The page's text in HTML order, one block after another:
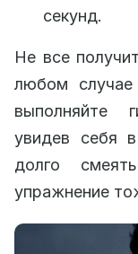
секунд.
Не все
любом
выполняйте
увидев себя
долго
упражнение